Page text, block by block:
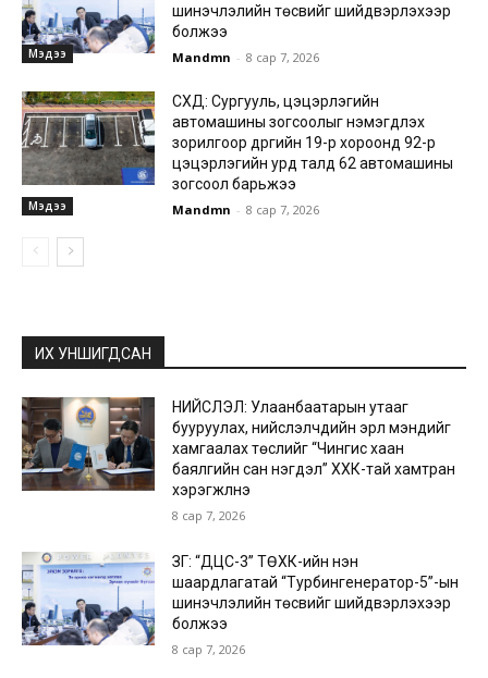
Мэдээ
шинэчлэлийн төсвийг шийдвэрлэхээр
болжээ
Mandmn - 8 сар 7, 2026
Мэдээ
СХД: Сургууль, цэцэрлэгийн
автомашины зогсоолыг нэмэгдүүлэх
зорилгоор дүүргийн 19-р хороонд 92-р
цэцэрлэгийн урд талд 62 автомашины
зогсоол барьжээ
Mandmn - 8 сар 7, 2026
ИХ УНШИГДСАН
НИЙСЛЭЛ: Улаанбаатарын утааг
бууруулах, нийслэлчүүдийн эрүүл мэндийг
хамгаалах төслийг “Чингис хаан
баялгийн сан нэгдэл” ХХК-тай хамтран
хэрэгжүүлнэ
8 сар 7, 2026
ЗГ: “ДЦС-3” ТӨХК-ийн нэн
шаардлагатай “Турбингенератор-5”-ын
шинэчлэлийн төсвийг шийдвэрлэхээр
болжээ
8 сар 7, 2026